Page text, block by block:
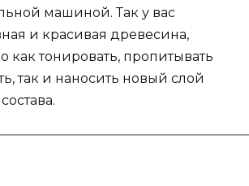
машиной. Так у вас
и красивая древесина,
как тонировать, пропитывать
так и наносить новый слой